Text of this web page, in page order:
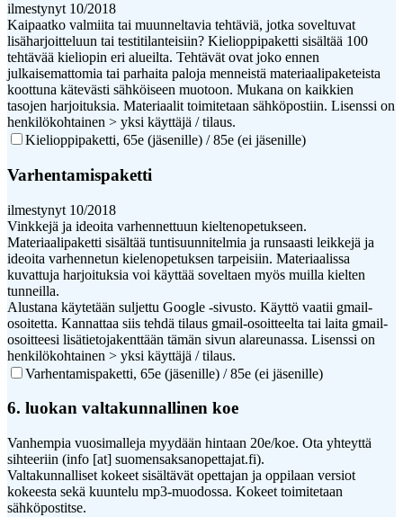
ilmestynyt 10/2018
Kaipaatko valmiita tai muunneltavia tehtäviä, jotka soveltuvat
lisäharjoitteluun tai testitilanteisiin? Kielioppipaketti sisältää 100
tehtävää kieliopin eri alueilta. Tehtävät ovat joko ennen
julkaisemattomia tai parhaita paloja menneistä materiaalipaketeista
koottuna kätevästi sähköiseen muotoon. Mukana on kaikkien
tasojen harjoituksia. Materiaalit toimitetaan sähköpostiin. Lisenssi on
henkilökohtainen > yksi käyttäjä / tilaus.
Kielioppipaketti, 65e (jäsenille) / 85e (ei jäsenille)
Varhentamispaketti
ilmestynyt 10/2018
Vinkkejä ja ideoita varhennettuun kieltenopetukseen.
Materiaalipaketti sisältää tuntisuunnitelmia ja runsaasti leikkejä ja
ideoita varhennetun kielenopetuksen tarpeisiin. Materiaalissa
kuvattuja harjoituksia voi käyttää soveltaen myös muilla kielten
tunneilla.
Alustana käytetään suljettu Google -sivusto. Käyttö vaatii gmail-
osoitetta. Kannattaa siis tehdä tilaus gmail-osoitteelta tai laita gmail-
osoitteesi lisätietojakenttään tämän sivun alareunassa. Lisenssi on
henkilökohtainen > yksi käyttäjä / tilaus.
Varhentamispaketti, 65e (jäsenille) / 85e (ei jäsenille)
6. luokan valtakunnallinen koe
Vanhempia vuosimalleja myydään hintaan 20e/koe. Ota yhteyttä
sihteeriin (info [at] suomensaksanopettajat.fi).
Valtakunnalliset kokeet sisältävät opettajan ja oppilaan versiot
kokeesta sekä kuuntelu mp3-muodossa. Kokeet toimitetaan
sähköpostitse.